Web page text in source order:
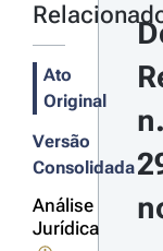
Ato
Original
Versão
Consolidada
Análise
Jurídica